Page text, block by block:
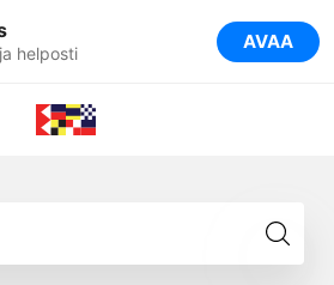
helposti AVAA